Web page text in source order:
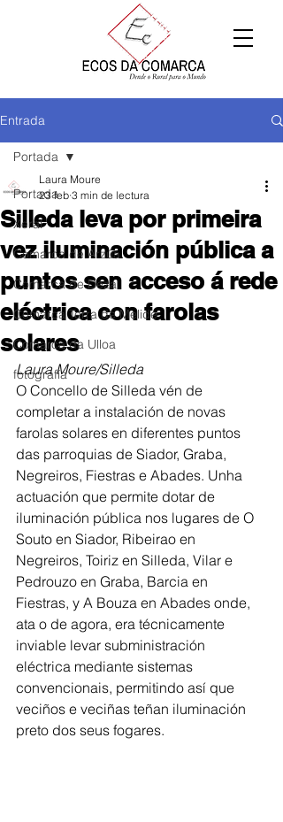
Entrada
Portada
Xeral
Comarca de Arzúa
Comarca de Deza
Comarca Terra de Melide
Comarca da Ulloa
fotografía
Portada
Silleda leva por primeira
vez iluminación pública a
puntos sen acceso á rede
eléctrica con farolas
solares
Laura Moure
23 feb 3 min de lectura
Laura Moure/Silleda
O Concello de Silleda vén de
completar a instalación de novas
farolas solares en diferentes puntos
das parroquias de Siador, Graba,
Negreiros, Fiestras e Abades. Unha
actuación que permite dotar de
iluminación pública nos lugares de O
Souto en Siador, Ribeirao en
Negreiros, Toiriz en Silleda, Vilar e
Pedrouzo en Graba, Barcia en
Fiestras, y A Bouza en Abades onde,
ata o de agora, era técnicamente
inviable levar subministración
eléctrica mediante sistemas
convencionais, permitindo así que
veciños e veciñas teñan iluminación
preto dos seus fogares.